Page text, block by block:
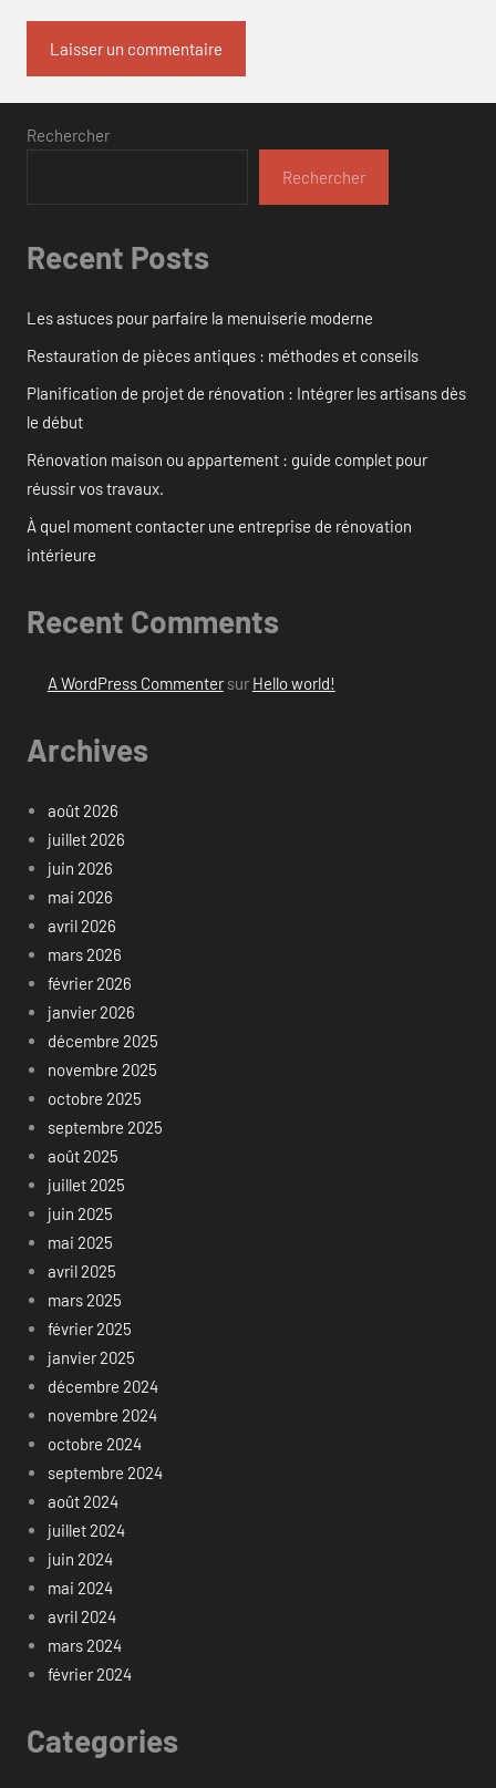
Rechercher
Rechercher
Recent Posts
Les astuces pour parfaire la menuiserie moderne
Restauration de pièces antiques : méthodes et conseils
Planification de projet de rénovation : Intégrer les artisans dès
le début
Rénovation maison ou appartement : guide complet pour
réussir vos travaux.
À quel moment contacter une entreprise de rénovation
intérieure
Recent Comments
A WordPress Commentersur Hello world!
Archives
août 2026
juillet 2026
juin 2026
mai 2026
avril 2026
mars 2026
février 2026
janvier 2026
décembre 2025
novembre 2025
octobre 2025
septembre 2025
août 2025
juillet 2025
juin 2025
mai 2025
avril 2025
mars 2025
février 2025
janvier 2025
décembre 2024
novembre 2024
octobre 2024
septembre 2024
août 2024
juillet 2024
juin 2024
mai 2024
avril 2024
mars 2024
février 2024
Categories